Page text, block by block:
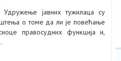
јавних тужилаца су
о томе да ли је повећање
правосудних функција и,